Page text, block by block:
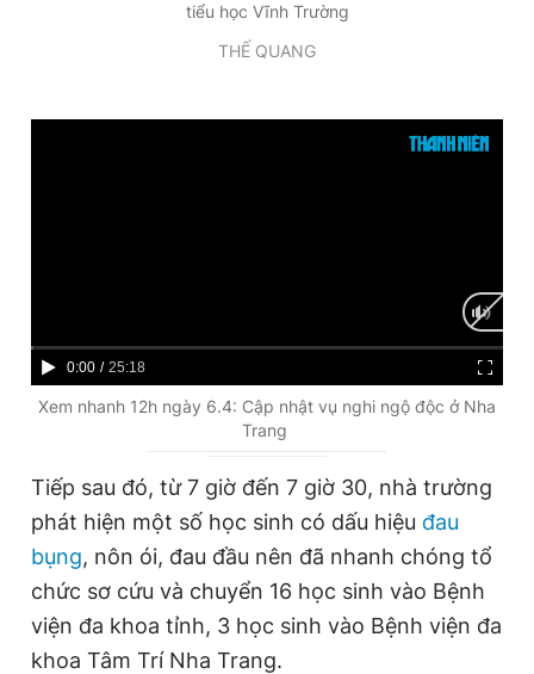
Giấy phép xuất bản số 110/GP - BTTTT cấp ngày 24.3.2020
© 2003-2026 Bản quyền thuộc về Báo Thanh Niên. Cấm sao
tiểu học Vĩnh Trường
THẾ QUANG
C
u
0:00 / D
u
t
i
n
25:18
Xem nhanh 12h ngày 6.4: Cập nhật vụ nghi ngộ độc ở Nha
Trang
Tiếp sau đó, từ 7 giờ đến 7 giờ 30, nhà trường
phát hiện một số học sinh có dấu hiệu đau
bụng, nôn ói, đau đầu nên đã nhanh chóng tổ
chức sơ cứu và chuyển 16 học sinh vào Bệnh
viện đa khoa tỉnh, 3 học sinh vào Bệnh viện đa
khoa Tâm Trí Nha Trang.